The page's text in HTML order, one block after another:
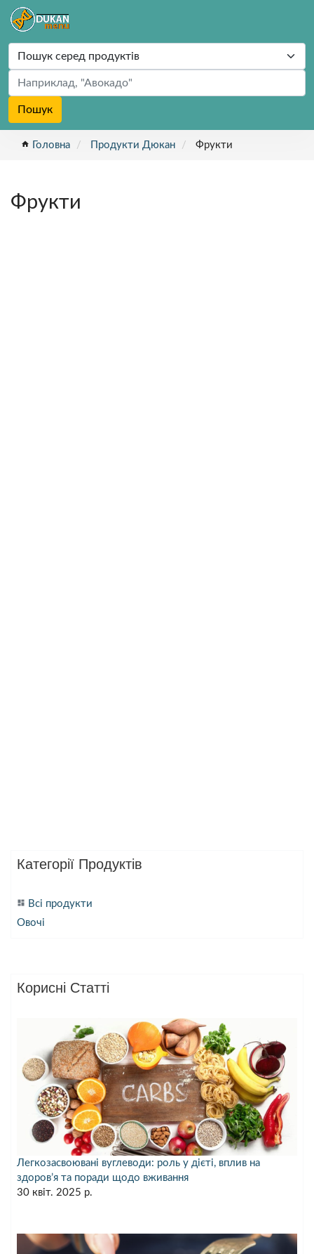
Пошук
home Головна Продукти Дюкан Фрукти
Фрукти
Категорії Продуктів
dashboard Всі продукти
Овочі
Корисні Статті
Легкозасвоювані вуглеводи: роль у дієті, вплив на
здоров’я та поради щодо вживання
30 квіт. 2025 р.